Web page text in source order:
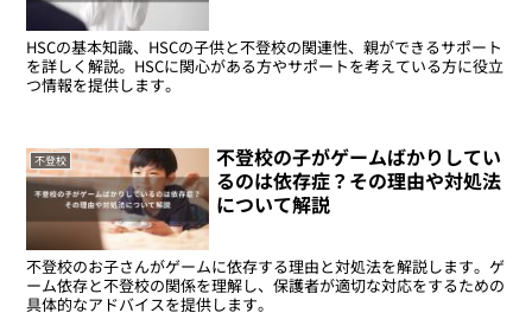
HSCの基本知識、HSCの子供と不登校の関連性、親ができるサポート
を詳しく解説。HSCに関心がある方やサポートを考えている方に役立
つ情報を提供します。
不登校
不登校の子がゲームばかりしてい
るのは依存症？その理由や対処法
について解説
不登校のお子さんがゲームに依存する理由と対処法を解説します。ゲ
ーム依存と不登校の関係を理解し、保護者が適切な対応をするための
具体的なアドバイスを提供します。